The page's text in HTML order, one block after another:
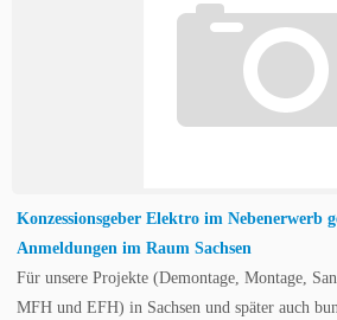
Konzessionsgeber Elektro im Nebenerwerb
Anmeldungen im Raum Sachsen
Für unsere Projekte (Demontage, Montage,
MFH und EFH) in Sachsen und später auch